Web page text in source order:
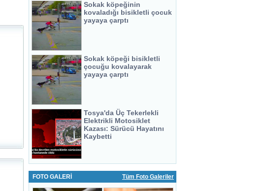
Sokak köpeğinin
kovaladığı bisikletli çocuk
yayaya çarptı
Sokak köpeği bisikletli
çocuğu kovalayarak
yayaya çarptı
Tosya'da Üç Tekerlekli
Elektrikli Motosiklet
Kazası: Sürücü Hayatını
Kaybetti
FOTO GALERİ Tüm Foto Galeriler